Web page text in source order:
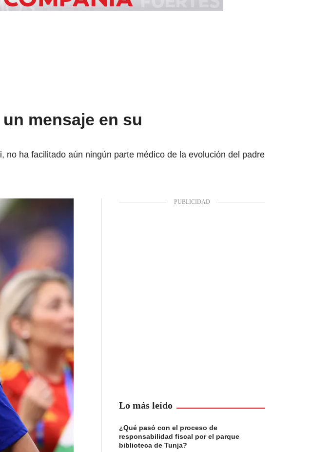
mensaje en su
ha facilitado aún ningún parte médico de la evolución del padre
Lo más leído
¿Qué pasó con el proceso de
responsabilidad fiscal por el parque
biblioteca de Tunja?